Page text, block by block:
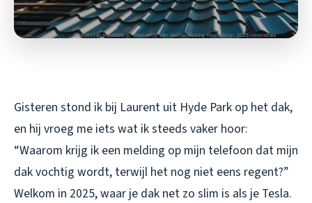
Gisteren stond ik bij Laurent uit Hyde Park op het dak,
en hij vroeg me iets wat ik steeds vaker hoor:
“Waarom krijg ik een melding op mijn telefoon dat mijn
dak vochtig wordt, terwijl het nog niet eens regent?”
Welkom in 2025, waar je dak net zo slim is als je Tesla.